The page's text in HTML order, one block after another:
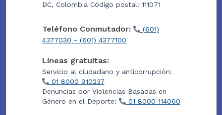
DC, Colombia Código postal: 111071
Teléfono Conmutador:
(601)
4377030 - (601) 4377100
Líneas gratuitas:
Servicio al ciudadano y anticorrupción:
01 8000 910237
Denuncias por Violencias Basadas en
Género en el Deporte:
01 8000 114060